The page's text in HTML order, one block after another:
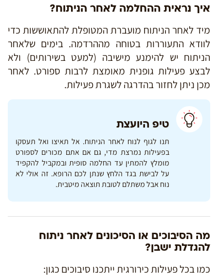
איך נראית ההחלמה לאחר הניתוח?
מיד לאחר הניתוח מועברת המטופלת להתאוששות כדי
לוודא התעוררות בטוחה מההרדמה. בימים שלאחר
הניתוח יש להימנע מישיבה (למעט בשירותים) ולא
לבצע פעילות גופנית מאומצת לרבות ספורט. לאחר
מכן ניתן לחזור בהדרגה לשגרת פעילות.
טיפ היועצת
תנו לגוף לנוח לאחר הניתוח. אל תאיצו ואל תעסקו
בפעילות נמרצת מדי, גם אם אתם מכורים לספורט
מומלץ להמתין עד החלמה סופית ובמקביל להקפיד
על לבישת בגד הלחץ שנתן לכם הרופא. זה אולי לא
נוח אבל משתלם לטובת תוצאה מיטבית.
מה הסיבוכים או הסיכונים לאחר ניתוח
להגדלת ישבן?
כמו בכל פעילות כירורגית ייתכנו סיבוכים כגון: